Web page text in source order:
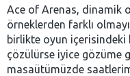
Ace of Arenas, dinamik
örneklerden farklı
birlikte oyun içerisindeki
çözülürse iyice gözüme
masaütümüzde